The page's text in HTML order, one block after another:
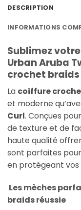
DESCRIPTION
INFORMATIONS
Sublimez
Urban Aruba
crochet braids
La coiffure
et moderne
Curl. Conçues
de texture et de
haute qualité
sont parfaites
en protégeant vos
Les mèches
braids réussie